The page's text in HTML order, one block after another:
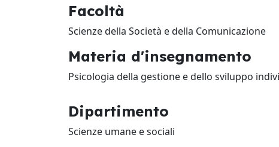
Facoltà
Scienze della Società e della Comunicazione
Materia d'insegnamento
Psicologia della gestione e dello sviluppo
Dipartimento
Scienze umane e sociali